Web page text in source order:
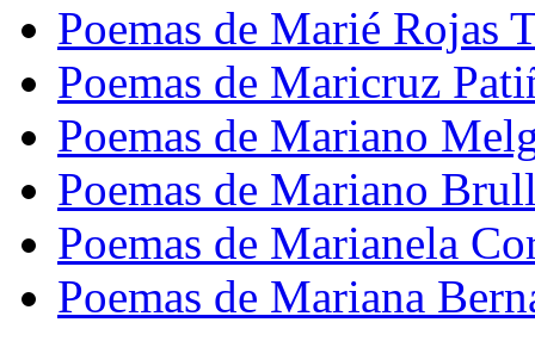
Poemas de Marié Rojas
Poemas de Maricruz
Poemas de Mariano
Poemas de Mariano
Poemas de Marianela
Poemas de Mariana